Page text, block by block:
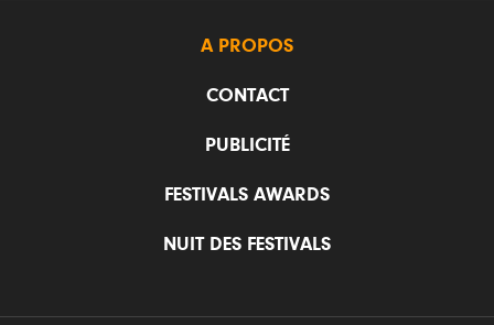
A PROPOS
CONTACT
PUBLICITÉ
FESTIVALS AWARDS
NUIT DES FESTIVALS